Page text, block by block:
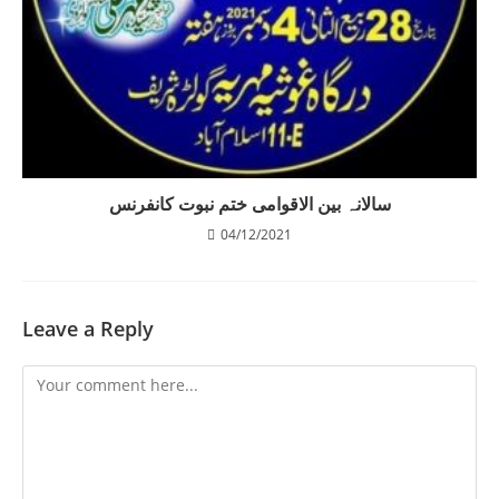
‎سالانہ بین الاقوامی ختم نبوت کانفرنس
04/12/2021
Leave a Reply
Comment